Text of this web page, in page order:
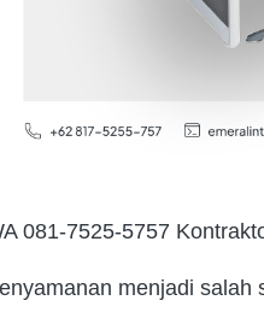
081-7525-5757
menjadi salah